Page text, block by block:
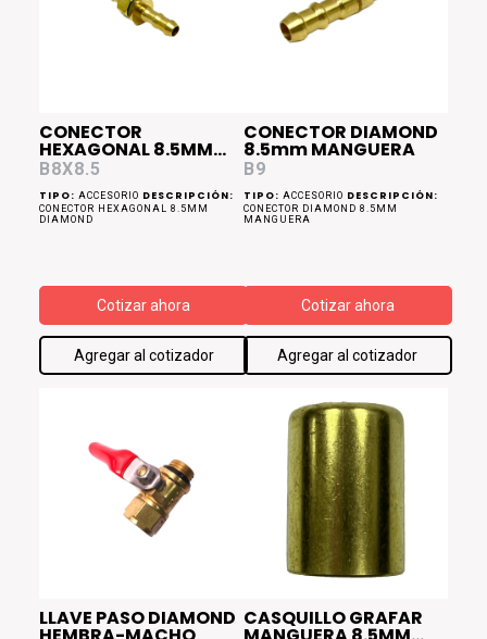
CONECTOR
HEXAGONAL 8.5MM
DIAMOND
B8X8.5
TIPO: ACCESORIO DESCRIPCIÓN:
CONECTOR HEXAGONAL 8.5MM
DIAMOND
Cotizar ahora
Agregar al cotizador
CONECTOR DIAMOND
8.5mm MANGUERA
B9
TIPO: ACCESORIO DESCRIPCIÓN:
CONECTOR DIAMOND 8.5MM
MANGUERA
Cotizar ahora
Agregar al cotizador
LLAVE PASO DIAMOND CASQUILLO GRAFAR